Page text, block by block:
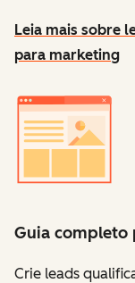
Leia mais sobre
para marketing
Guia completo
Crie leads